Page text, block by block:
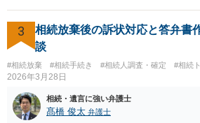
3
相続放棄後の訴状対応と答弁書
談
#相続放棄 #相続手続き #相続人調査・確定 #相続
2026年3月28日
相続・遺言に強い弁護士
髙橋 俊太 弁護士